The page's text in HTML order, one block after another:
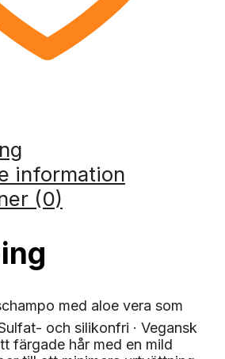
information
(0)
med aloe vera som
och silikonfri · Vegansk
färgade hår med en mild